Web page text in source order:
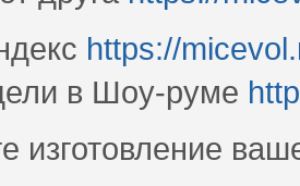
https://
в Шоу-руме
изготовление